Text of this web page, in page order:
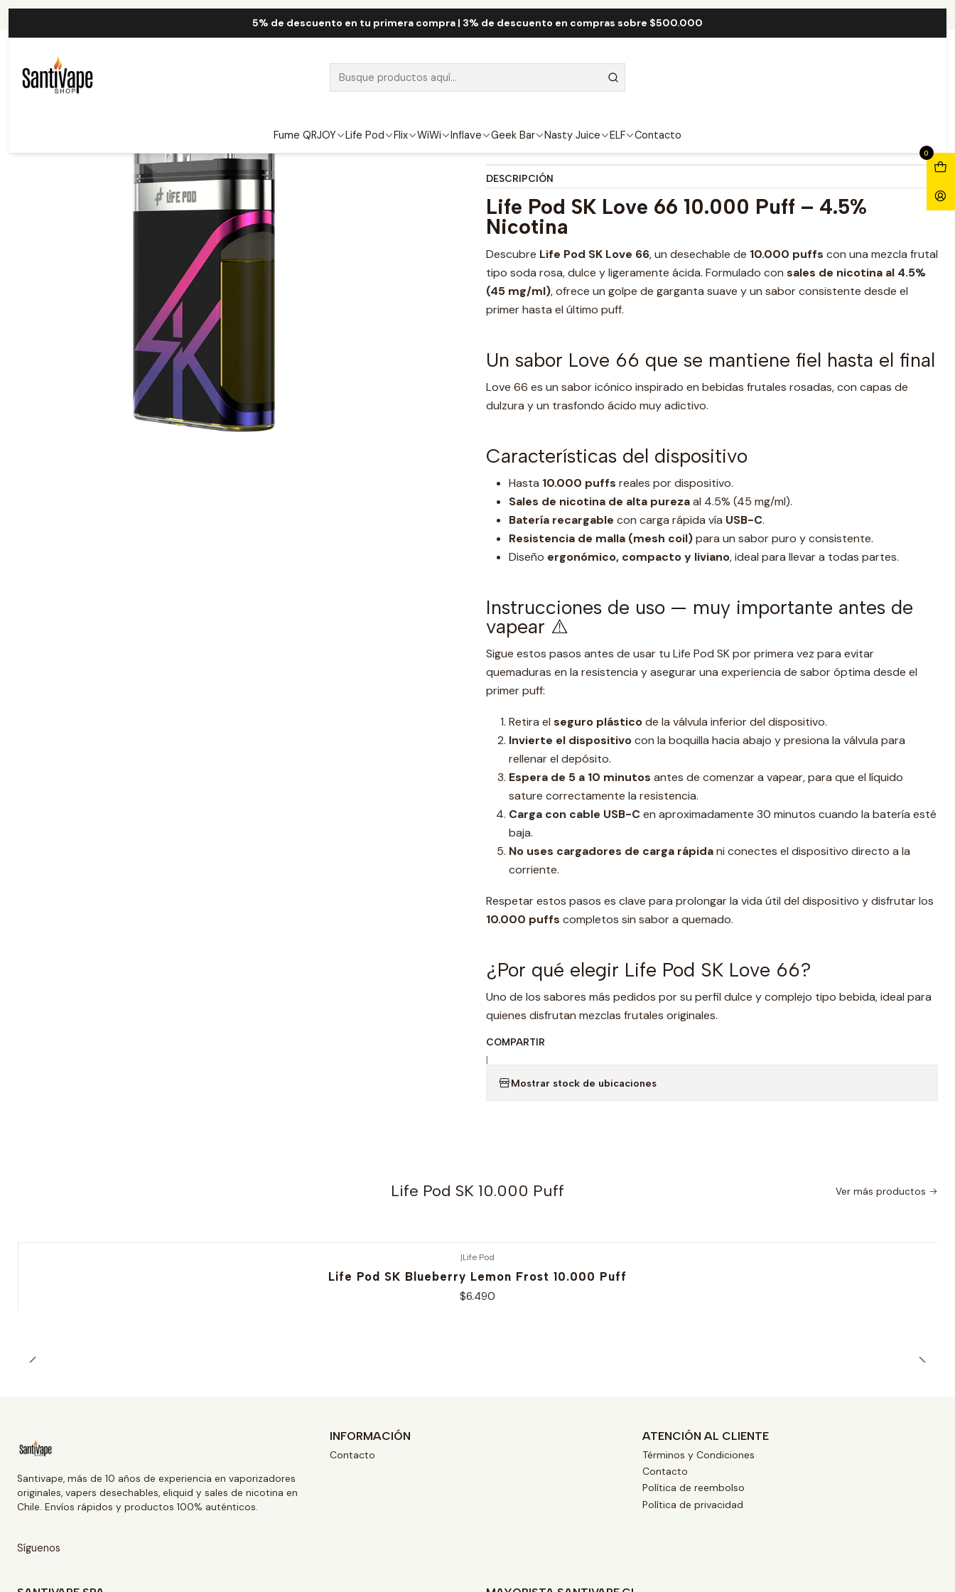
5% de descuento en tu primera compra | 3% de descuento en compras sobre $500.000
Fume QRJOY Life Pod Flix WiWi Inflave Geek Bar Nasty Juice ELF Contacto
0
Life Pod SK Love 66 10.000 Puff
DESCRIPCIÓN
Life Pod SK Love 66 10.000 Puff – 4.5%
Nicotina
Descubre Life Pod SK Love 66, un desechable de 10.000 puffs con una mezcla frutal
tipo soda rosa, dulce y ligeramente ácida. Formulado con sales de nicotina al 4.5%
(45 mg/ml), ofrece un golpe de garganta suave y un sabor consistente desde el
primer hasta el último puff.
Un sabor Love 66 que se mantiene fiel hasta el final
Love 66 es un sabor icónico inspirado en bebidas frutales rosadas, con capas de
dulzura y un trasfondo ácido muy adictivo.
Características del dispositivo
Hasta 10.000 puffs reales por dispositivo.
Sales de nicotina de alta purezaal 4.5% (45 mg/ml).
Batería recargable con carga rápida vía USB-C.
Resistencia de malla (mesh coil)para un sabor puro y consistente.
Diseño ergonómico, compacto y liviano, ideal para llevar a todas partes.
Instrucciones de uso — muy importante antes de
vapear ⚠️
Sigue estos pasos antes de usar tu Life Pod SK por primera vez para evitar
quemaduras en la resistencia y asegurar una experiencia de sabor óptima desde el
primer puff:
Retira el seguro plásticode la válvula inferior del dispositivo.
Invierte el dispositivocon la boquilla hacia abajo y presiona la válvula para
rellenar el depósito.
Espera de 5 a 10 minutos antes de comenzar a vapear, para que el líquido
sature correctamente la resistencia.
Carga con cable USB-Cen aproximadamente 30 minutos cuando la batería esté
baja.
No uses cargadores de carga rápidani conectes el dispositivo directo a la
corriente.
Respetar estos pasos es clave para prolongar la vida útil del dispositivo y disfrutar los
10.000 puffs completos sin sabor a quemado.
¿Por qué elegir Life Pod SK Love 66?
Uno de los sabores más pedidos por su perfil dulce y complejo tipo bebida, ideal para
quienes disfrutan mezclas frutales originales.
COMPARTIR
|
Mostrar stock de ubicaciones
Life Pod SK 10.000 Puff Ver más productos
|Life Pod
Life Pod SK Blueberry Lemon Frost 10.000 Puff
$6.490
Santivape, más de 10 años de experiencia en vaporizadores
originales, vapers desechables, eliquid y sales de nicotina en
Chile. Envíos rápidos y productos 100% auténticos.
Síguenos
INFORMACIÓN
Contacto
ATENCIÓN AL CLIENTE
Términos y Condiciones
Contacto
Política de reembolso
Política de privacidad